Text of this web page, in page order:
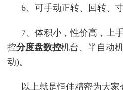
6、可手动正转、回转、寸
7、体积小，性价高，上
控分度盘数控机台、半自动
动)。
以上就是恒佳精密为大